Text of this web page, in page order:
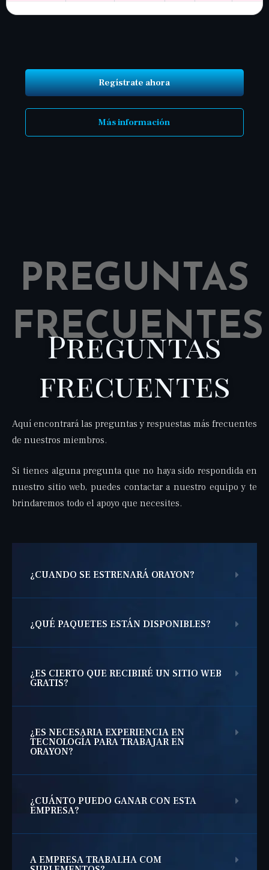
Regístrate ahora
Más información
PREGUNTAS
FRECUENTES
Preguntas
frecuentes
Aquí encontrará las preguntas y respuestas más frecuentes
de nuestros miembros.
Si tienes alguna pregunta que no haya sido respondida en
nuestro sitio web, puedes contactar a nuestro equipo y te
brindaremos todo el apoyo que necesites.
¿CUANDO SE ESTRENARÁ ORAYON?
¿QUÉ PAQUETES ESTÁN DISPONIBLES?
¿ES CIERTO QUE RECIBIRÉ UN SITIO WEB
GRATIS?
¿ES NECESARIA EXPERIENCIA EN
TECNOLOGÍA PARA TRABAJAR EN
ORAYON?
¿CUÁNTO PUEDO GANAR CON ESTA
EMPRESA?
A EMPRESA TRABALHA COM